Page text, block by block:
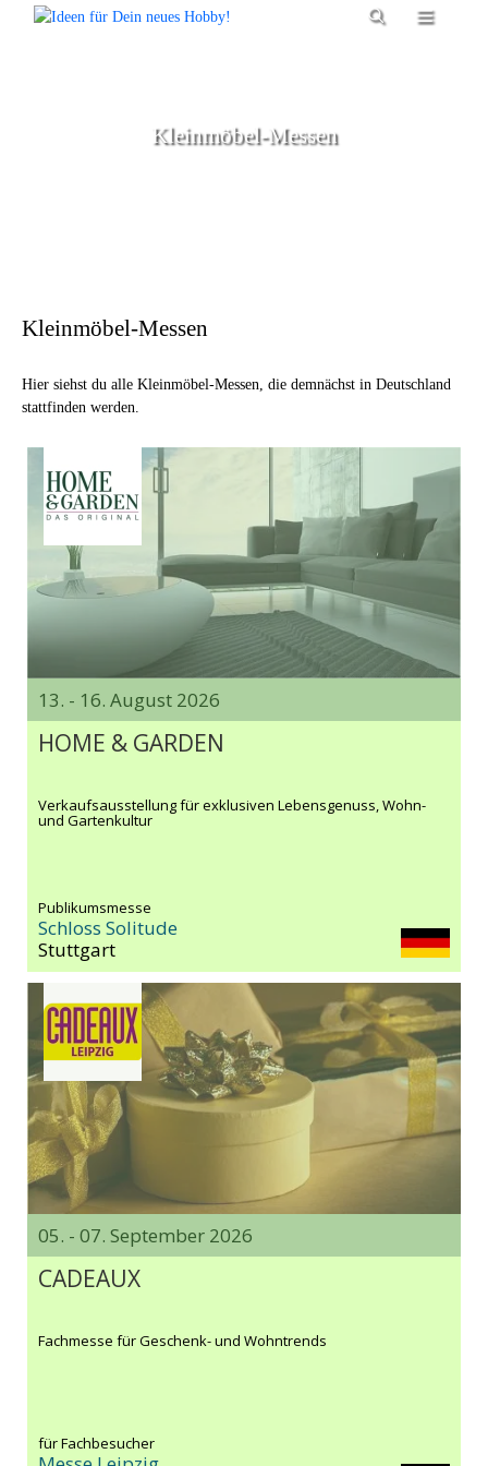
Menü
Kleinmöbel-Messen
Kleinmöbel-Messen
Hier siehst du alle Kleinmöbel-Messen, die demnächst in Deutschland
stattfinden werden.
13. - 16. August 2026
HOME & GARDEN
Verkaufsausstellung für exklusiven Lebensgenuss, Wohn-
und Gartenkultur
Publikumsmesse
Schloss Solitude
Stuttgart
05. - 07. September 2026
CADEAUX
Fachmesse für Geschenk- und Wohntrends
für Fachbesucher